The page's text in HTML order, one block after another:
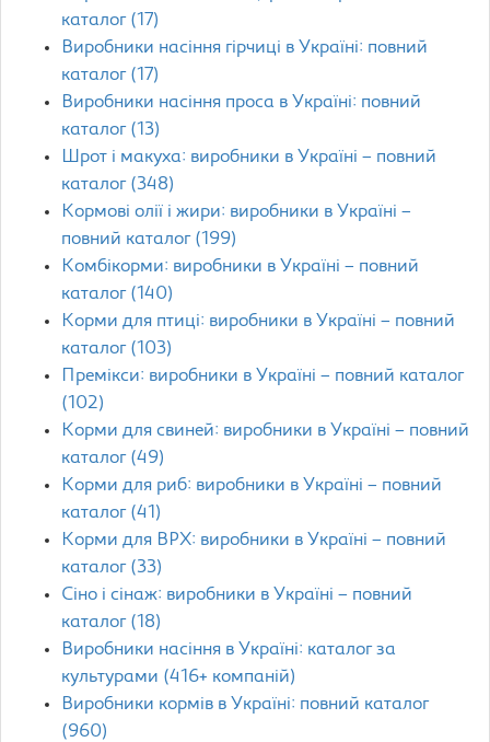
каталог (17)
Виробники насіння гірчиці в Україні: повний
каталог (17)
Виробники насіння проса в Україні: повний
каталог (13)
Шрот і макуха: виробники в Україні – повний
каталог (348)
Кормові олії і жири: виробники в Україні –
повний каталог (199)
Комбікорми: виробники в Україні – повний
каталог (140)
Корми для птиці: виробники в Україні – повний
каталог (103)
Премікси: виробники в Україні – повний каталог
(102)
Корми для свиней: виробники в Україні – повний
каталог (49)
Корми для риб: виробники в Україні – повний
каталог (41)
Корми для ВРХ: виробники в Україні – повний
каталог (33)
Сіно і сінаж: виробники в Україні – повний
каталог (18)
Виробники насіння в Україні: каталог за
культурами (416+ компаній)
Виробники кормів в Україні: повний каталог
(960)